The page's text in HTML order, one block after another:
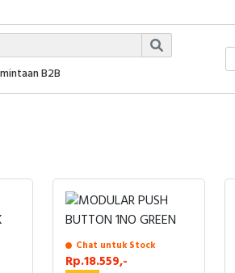
B2B
Chat untuk Stock
Rp.18.559,-